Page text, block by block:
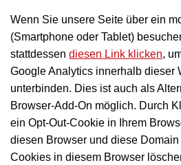
Wenn Sie unsere Seite über ein
(Smartphone oder Tablet)
stattdessen diesen Link klicken,
Google Analytics innerhalb dieser
unterbinden. Dies ist auch als
Browser-Add-On möglich. Durch
ein Opt-Out-Cookie in Ihrem
diesen Browser und diese
Cookies in diesem Browser